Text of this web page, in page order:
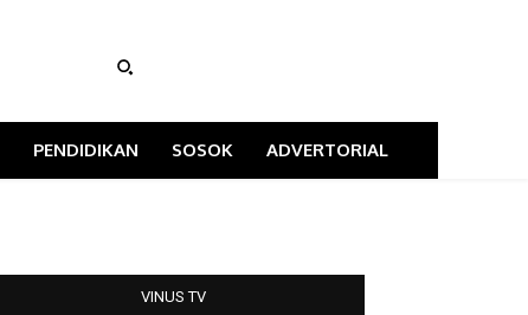
PENDIDIKAN SOSOK ADVERTORIAL
VINUS TV